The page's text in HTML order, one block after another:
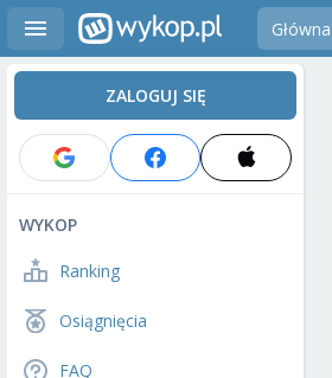
Główna
ZALOGUJ SIĘ
WYKOP
Ranking
Osiągnięcia
FAQ